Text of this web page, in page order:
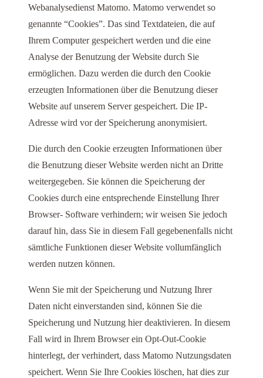
Webanalysedienst Matomo. Matomo verwendet so
genannte “Cookies”. Das sind Textdateien, die auf
Ihrem Computer gespeichert werden und die eine
Analyse der Benutzung der Website durch Sie
ermöglichen. Dazu werden die durch den Cookie
erzeugten Informationen über die Benutzung dieser
Website auf unserem Server gespeichert. Die IP-
Adresse wird vor der Speicherung anonymisiert.
Die durch den Cookie erzeugten Informationen über
die Benutzung dieser Website werden nicht an Dritte
weitergegeben. Sie können die Speicherung der
Cookies durch eine entsprechende Einstellung Ihrer
Browser- Software verhindern; wir weisen Sie jedoch
darauf hin, dass Sie in diesem Fall gegebenenfalls nicht
sämtliche Funktionen dieser Website vollumfänglich
werden nutzen können.
Wenn Sie mit der Speicherung und Nutzung Ihrer
Daten nicht einverstanden sind, können Sie die
Speicherung und Nutzung hier deaktivieren. In diesem
Fall wird in Ihrem Browser ein Opt-Out-Cookie
hinterlegt, der verhindert, dass Matomo Nutzungsdaten
speichert. Wenn Sie Ihre Cookies löschen, hat dies zur